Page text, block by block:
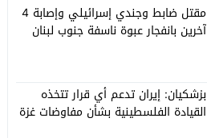
مقتل ضابط وجندي إسرائيلي وإصابة 4
آخرين بانفجار عبوة ناسفة جنوب لبنان
بزشكيان: إيران تدعم أي قرار تتخذه
القيادة الفلسطينية بشأن مفاوضات غزة